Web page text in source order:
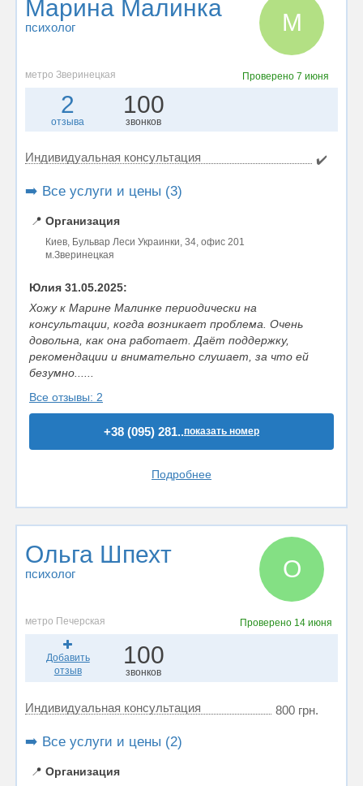
Марина Малинка
психолог М
метро Зверинецкая Проверено7 июня
2
отзыва
100
звонков
Индивидуальная консультация ✔️
➡️ Все услуги и цены (3)
📍 Организация
Киев, Бульвар Леси Украинки, 34, офис 201
м.Зверинецкая
Юлия 31.05.2025:
Хожу к Марине Малинке периодически на
консультации, когда возникает проблема. Очень
довольна, как она работает. Даёт поддержку,
рекомендации и внимательно слушает, за что ей
безумно......
Все отзывы: 2
+38 (095) 281..показать номер
Подробнее
Ольга Шпехт
психолог О
метро Печерская Проверено 14 июня
Добавить
отзыв
100
звонков
Индивидуальная консультация 800 грн.
➡️ Все услуги и цены (2)
📍 Организация